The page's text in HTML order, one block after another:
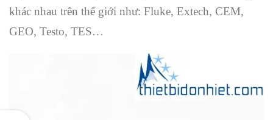
khác nhau trên thế giới như: Fluke, Extech, CEM,
GEO, Testo, TES…